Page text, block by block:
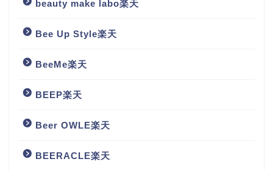
beauty make labo楽天
Bee Up Style楽天
BeeMe楽天
BEEP楽天
Beer OWLE楽天
BEERACLE楽天